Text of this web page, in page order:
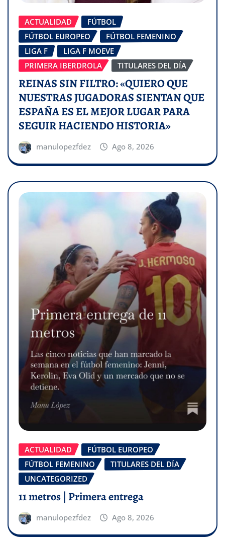
ACTUALIDAD
FÚTBOL
FÚTBOL EUROPEO
FÚTBOL FEMENINO
LIGA F
LIGA F MOEVE
PRIMERA IBERDROLA
TITULARES DEL DÍA
REINAS SIN FILTRO: «QUIERO QUE
NUESTRAS JUGADORAS SIENTAN QUE
ESPAÑA ES EL MEJOR LUGAR PARA
SEGUIR HACIENDO HISTORIA»
manulopezfdez Ago 8, 2026
ACTUALIDAD
FÚTBOL EUROPEO
FÚTBOL FEMENINO
TITULARES DEL DÍA
UNCATEGORIZED
11 metros | Primera entrega
manulopezfdez Ago 8, 2026